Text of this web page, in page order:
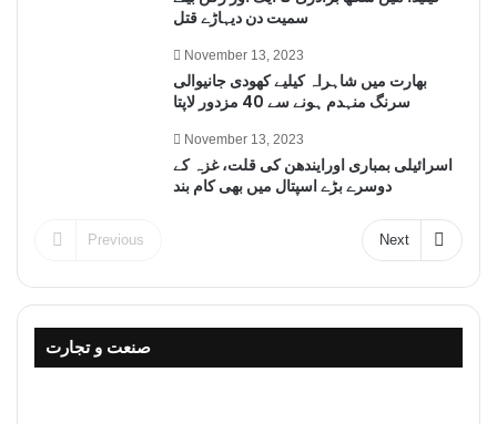
سمیت دن دیہاڑے قتل
November 13, 2023
بھارت میں شاہراہ کیلیے کھودی جانیوالی
سرنگ منہدم ہونے سے 40 مزدور لاپتا
November 13, 2023
اسرائیلی بمباری اورایندھن کی قلت، غزہ کے
دوسرے بڑے اسپتال میں بھی کام بند
Previous Next
صنعت و تجارت